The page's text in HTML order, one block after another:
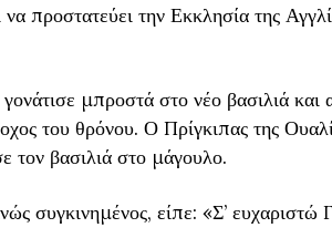
προστατεύει την Εκκλησία της
μπροστά στο νέο βασιλιά και
του θρόνου. Ο Πρίγκιπας της
τον βασιλιά στο μάγουλο.
συγκινημένος, είπε: «Σ’ ευχαριστώ